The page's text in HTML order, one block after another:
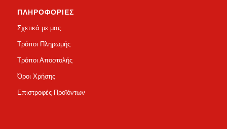
ΠΛΗΡΟΦΟΡΙΕΣ
Σχετικά με μας
Τρόποι Πληρωμής
Τρόποι Αποστολής
Όροι Χρήσης
Επιστροφές Προϊόντων